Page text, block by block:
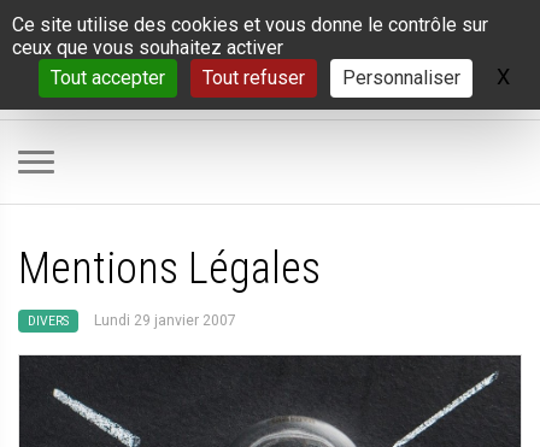
Panneau de gestion des cookies
Ce site utilise des cookies et vous donne le contrôle sur
ceux que vous souhaitez activer
Tout accepter
Tout refuser Personnaliser X
Mentions Légales
DIVERS Lundi 29 janvier 2007